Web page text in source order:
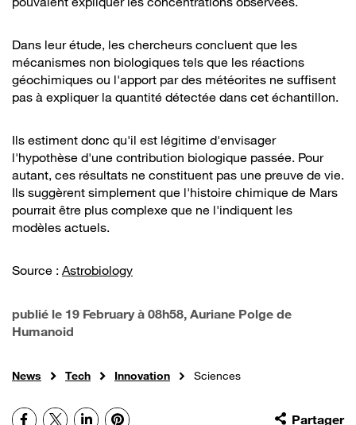
Dans leur étude, les chercheurs concluent que les
mécanismes non biologiques tels que les réactions
géochimiques ou l'apport par des météorites ne suffisent
pas à expliquer la quantité détectée dans cet échantillon.
Ils estiment donc qu'il est légitime d'envisager
l'hypothèse d'une contribution biologique passée. Pour
autant, ces résultats ne constituent pas une preuve de vie.
Ils suggèrent simplement que l'histoire chimique de Mars
pourrait être plus complexe que ne l'indiquent les
modèles actuels.
Source : Astrobiology
publié le 19 February à 08h58, Auriane Polge de
Humanoid
News Tech Innovation Sciences
Partager
Facebook
X LinkedInPinterest